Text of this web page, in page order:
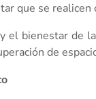
que se realicen
bienestar de
de